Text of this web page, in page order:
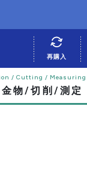
金物/切削/測定
再購入